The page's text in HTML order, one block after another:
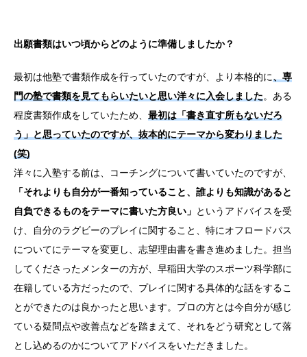
出願書類はいつ頃からどのように準備しましたか？
最初は他塾で書類作成を行っていたのですが、より本格的に、専
門の塾で書類を見てもらいたいと思い洋々に入会しました。ある
程度書類作成をしていたため、 最初は「書き直す所もないだろ
う」と思っていたのですが、抜本的にテーマから変わりました
(笑)
洋々に入塾する前は、コーチングについて書いていたのですが、
「それよりも自分が一番知っていること、誰よりも知識があると
自負できるものをテーマに書いた方良い」 というアドバイスを受
け、自分のラグビーのプレイに関すること、特にオフロードパス
についてにテーマを変更し、志望理由書を書き進めました。担当
してくださったメンターの方が、早稲田大学のスポーツ科学部に
在籍している方だったので、プレイに関する具体的な話をするこ
とができたのは良かったと思います。プロの方とは今自分が感じ
ている疑問点や改善点などを踏まえて、それをどう研究として落
とし込めるのかについてアドバイスをいただきました。